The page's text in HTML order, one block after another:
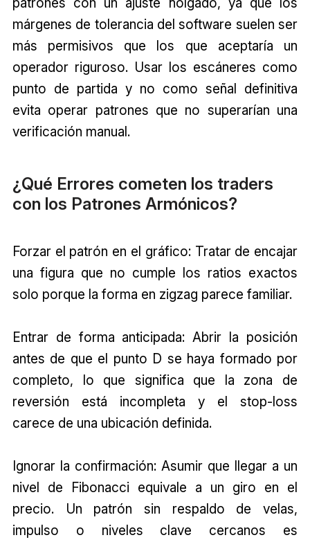
márgenes de tolerancia del software suelen ser
más permisivos que los que aceptaría un
operador riguroso. Usar los escáneres como
punto de partida y no como señal definitiva
evita operar patrones que no superarían una
verificación manual.
¿Qué Errores cometen los traders
con los Patrones Armónicos?
Forzar el patrón en el gráfico: Tratar de encajar
una figura que no cumple los ratios exactos
solo porque la forma en zigzag parece familiar.
Entrar de forma anticipada: Abrir la posición
antes de que el punto D se haya formado por
completo, lo que significa que la zona de
reversión está incompleta y el stop-loss
carece de una ubicación definida.
Ignorar la confirmación: Asumir que llegar a un
nivel de Fibonacci equivale a un giro en el
precio. Un patrón sin respaldo de velas,
impulso o niveles clave cercanos es